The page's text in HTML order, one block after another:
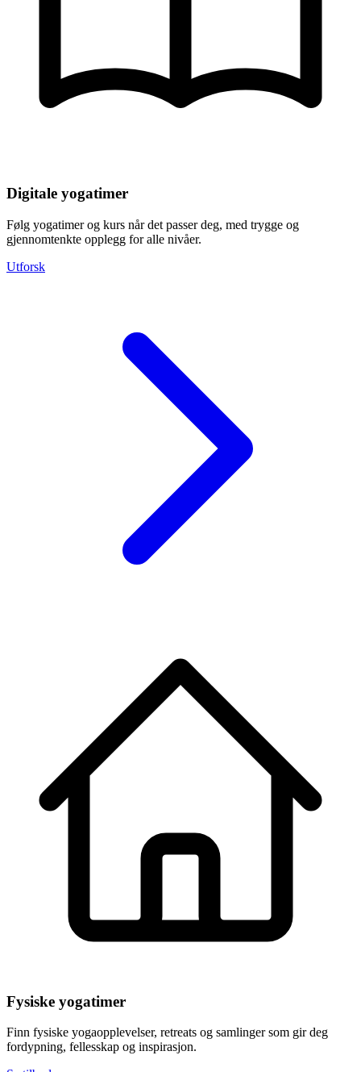
Digitale yogatimer
Følg yogatimer og kurs når det passer deg, med trygge og
gjennomtenkte opplegg for alle nivåer.
Utforsk
Fysiske yogatimer
Finn fysiske yogaopplevelser, retreats og samlinger som gir deg
fordypning, fellesskap og inspirasjon.